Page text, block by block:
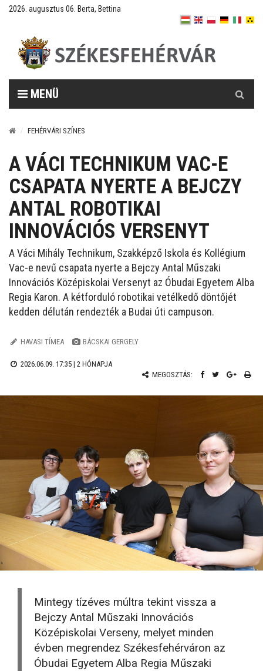
2026. augusztus 06. Berta, Bettina
MENÜ
FEHÉRVÁRI SZÍNES
A VÁCI TECHNIKUM VAC-E
CSAPATA NYERTE A BEJCZY
ANTAL ROBOTIKAI
INNOVÁCIÓS VERSENYT
A Váci Mihály Technikum, Szakképző Iskola és Kollégium
Vac-e nevű csapata nyerte a Bejczy Antal Műszaki
Innovációs Középiskolai Versenyt az Óbudai Egyetem Alba
Regia Karon. A kétforduló robotikai vetélkedő döntőjét
kedden délután rendezték a Budai úti campuson.
HAVASI TÍMEA BÁCSKAI GERGELY
2026.06.09. 17:35 | 2 HÓNAPJA
MEGOSZTÁS:
Mintegy tízéves múltra tekint vissza a
Bejczy Antal Műszaki Innovációs
Középiskolai Verseny, melyet minden
évben megrendez Székesfehérváron az
⁠Óbudai Egyetem Alba Regia Műszaki